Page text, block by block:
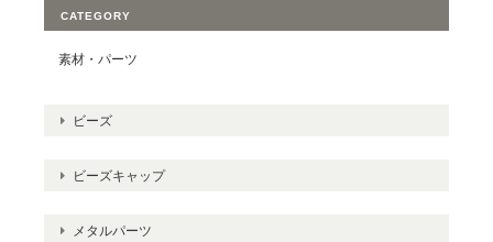
CATEGORY
素材・パーツ
ビーズ
ビーズキャップ
メタルパーツ